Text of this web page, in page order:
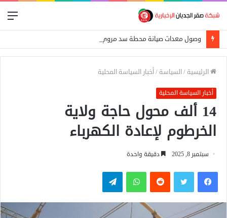
وصول معدات صيانة محطة سد مروي تمهيداً لحل أزمة الكهرباء
الرئيسية /السياسة /أخبار السياسة المحلية
أخبار السياسة المحلية
14 ألف محول حاجة ولاية
الخرطوم لإعادة الكهرباء
سبتمبر 8, 2025 دقيقة واحدة
فيسبوكتويتر واتساب تيلقرام